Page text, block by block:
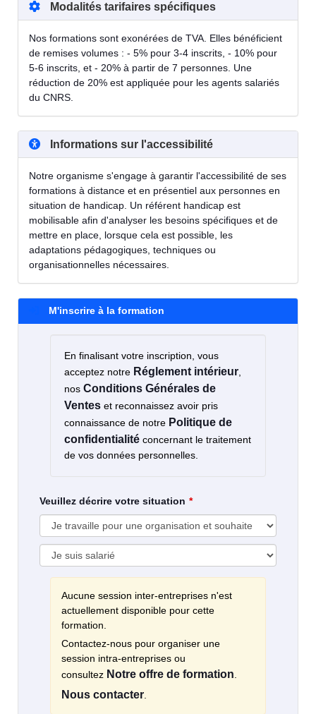
Modalités tarifaires spécifiques
Nos formations sont exonérées de TVA. Elles bénéficient
de remises volumes : - 5% pour 3-4 inscrits, - 10% pour
5-6 inscrits, et - 20% à partir de 7 personnes. Une
réduction de 20% est appliquée pour les agents salariés
du CNRS.
Informations sur l'accessibilité
Notre organisme s'engage à garantir l'accessibilité de ses
formations à distance et en présentiel aux personnes en
situation de handicap. Un référent handicap est
mobilisable afin d'analyser les besoins spécifiques et de
mettre en place, lorsque cela est possible, les
adaptations pédagogiques, techniques ou
organisationnelles nécessaires.
M'inscrire à la formation
En finalisant votre inscription, vous
acceptez notre Réglement intérieur
nos Conditions Générales de
Ventes et reconnaissez avoir pris
connaissance de notre Politique de
confidentialité concernant le traitement
de vos données personnelles.
Veuillez décrire votre situation
Aucune session inter-entreprises n'est
actuellement disponible pour cette
formation.
Contactez-nous pour organiser une
session intra-entreprises ou
consultez Notre offre de formation
Nous contacter